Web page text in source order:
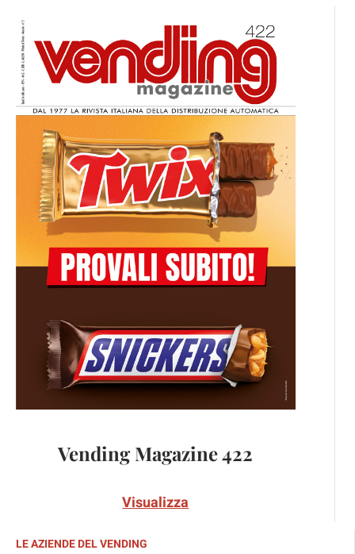
Vending Magazine 422
Visualizza
LE AZIENDE DEL VENDING